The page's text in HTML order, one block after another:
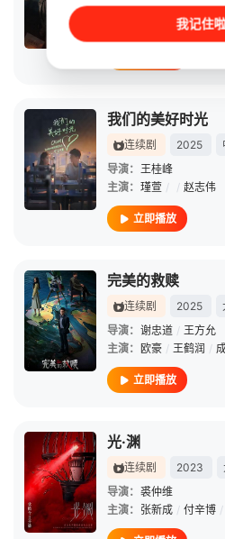
导演：张九源
张慧雯 /
我们的美好时光
连续剧 2025
导演： 王桂峰
主演： 瑾萱 / / 赵志伟
立即播放
完美的救赎
连续剧 2025
导演： 谢忠道 / 王方允
主演： 欧豪 / 王鹤润 /
立即播放
光·渊
连续剧 2023
导演： 裘仲维
主演： 张新成 / 付辛博 /
我记住